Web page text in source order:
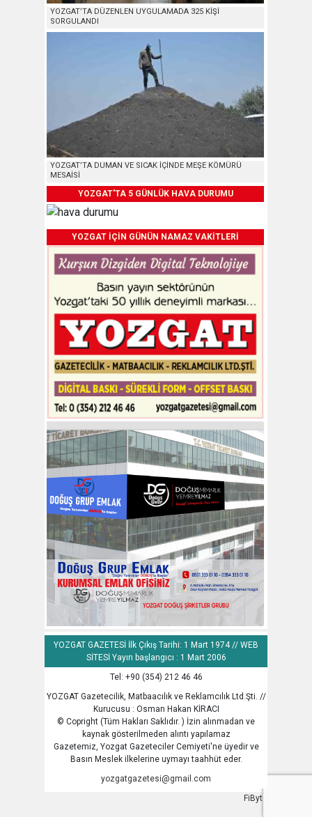
YOZGAT’TA DÜZENLEN UYGULAMADA 325 KİŞİ
SORGULANDI
YOZGAT’TA DUMAN VE SICAK İÇİNDE MEŞE KÖMÜRÜ
MESAİSİ
YOZGAT'TA 5 GÜNLÜK HAVA DURUMU
YOZGAT İÇİN GÜNÜN NAMAZ VAKİTLERİ
YOZGAT GAZETESİ İlk Çıkış Tarihi: 1 Mart 1974 // WEB
SİTESİ Yayın başlangıcı : 1 Mart 2006
Tel: +90 (354) 212 46 46
YOZGAT Gazetecilik, Matbaacılık ve Reklamcılık Ltd.Şti. //
Kurucusu : Osman Hakan KİRACI
© Copright (Tüm Hakları Saklıdır. ) İzin alınmadan ve
kaynak gösterilmeden alıntı yapılamaz
Gazetemiz, Yozgat Gazeteciler Cemiyeti'ne üyedir ve
Basın Meslek ilkelerine uymayı taahhüt eder.
yozgatgazetesi@gmail.com
FiByte